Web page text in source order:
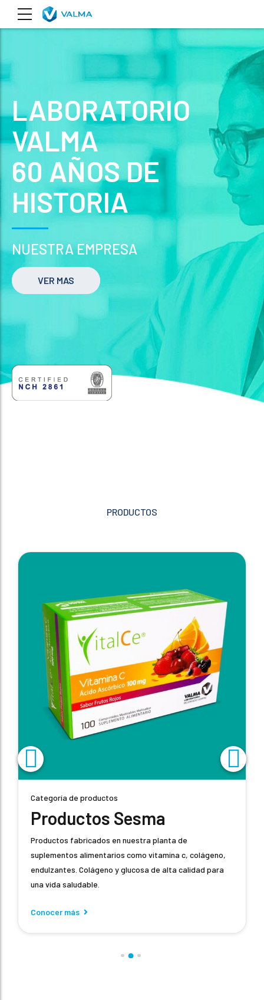
LABORATORIO
VALMA
60 AÑOS DE
HISTORIA
NUESTRA EMPRESA
VER MAS
PRODUCTOS
planta de
c, colágeno,
de alta calidad para
Productos
Productos fabricados en base a
alta calidad para una hidratación